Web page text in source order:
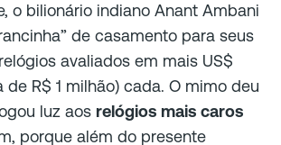
o bilionário indiano Anant Ambani
de casamento para seus
avaliados em mais US$
R$ 1 milhão) cada. O mimo deu
luz aos relógios mais caros
porque além do presente